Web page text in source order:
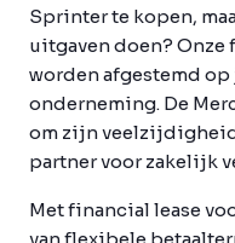
Sprinter te kopen,
uitgaven doen?
worden afgestemd
onderneming. De
om zijn
partner voor zakelijk
Met financial lease
van flexibele